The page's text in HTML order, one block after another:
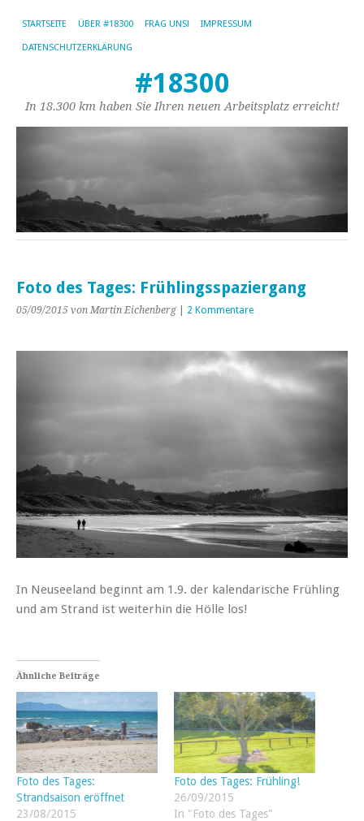
STARTSEITE ÜBER #18300 FRAG UNS! IMPRESSUM
DATENSCHUTZERKLÄRUNG
#18300
In 18.300 km haben Sie Ihren neuen Arbeitsplatz erreicht!
Foto des Tages: Frühlingsspaziergang
05/09/2015 von Martin Eichenberg 2 Kommentare
In Neuseeland beginnt am 1.9. der kalendarische Frühling
und am Strand ist weiterhin die Hölle los!
Ähnliche Beiträge
Foto des Tages:
Strandsaison eröffnet
23/08/2015
Foto des Tages: Frühling!
26/09/2015
In "Foto des Tages"